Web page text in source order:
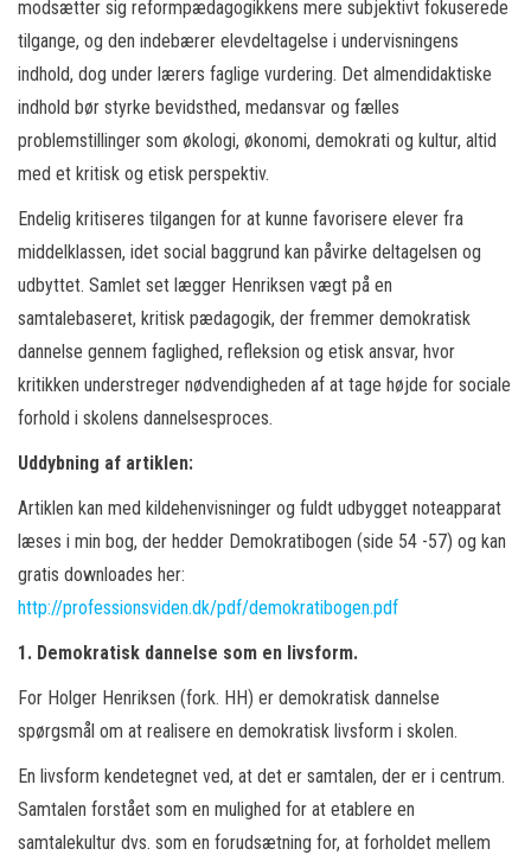
modsætter sig reformpædagogikkens mere subjektivt fokuserede
tilgange, og den indebærer elevdeltagelse i undervisningens
indhold, dog under lærers faglige vurdering. Det almendidaktiske
indhold bør styrke bevidsthed, medansvar og fælles
problemstillinger som økologi, økonomi, demokrati og kultur, altid
med et kritisk og etisk perspektiv.
Endelig kritiseres tilgangen for at kunne favorisere elever fra
middelklassen, idet social baggrund kan påvirke deltagelsen og
udbyttet. Samlet set lægger Henriksen vægt på en
samtalebaseret, kritisk pædagogik, der fremmer demokratisk
dannelse gennem faglighed, refleksion og etisk ansvar, hvor
kritikken understreger nødvendigheden af at tage højde for sociale
forhold i skolens dannelsesproces.
Uddybning af artiklen:
Artiklen kan med kildehenvisninger og fuldt udbygget noteapparat
læses i min bog, der hedder Demokratibogen (side 54 -57) og kan
gratis downloades her:
http://professionsviden.dk/pdf/demokratibogen.pdf
1. Demokratisk dannelse som en livsform.
For Holger Henriksen (fork. HH) er demokratisk dannelse
spørgsmål om at realisere en demokratisk livsform i skolen.
En livsform kendetegnet ved, at det er samtalen, der er i centrum.
Samtalen forstået som en mulighed for at etablere en
samtalekultur dvs. som en forudsætning for, at forholdet mellem